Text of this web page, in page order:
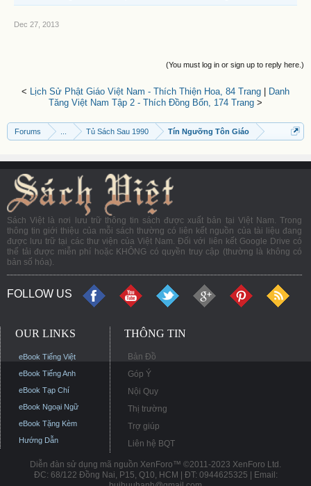
Dec 27, 2013
(You must log in or sign up to reply here.)
< Lịch Sử Phật Giáo Việt Nam - Thích Thiện Hoa, 84 Trang
Danh
Tăng Việt Nam Tập 2 - Thích Đồng Bổn, 174 Trang >
Forums Tủ Sách Sau 1990 Tín Ngưỡng Tôn Giáo
Sách Việt là nơi lưu trữ thông tin sách được xuất bản tại Việt Nam. Trong
thông tin giới thiệu của mỗi sách thường có liên kết nguồn của tài liệu đang
được lưu trữ tại các thư viện của Việt Nam. Đối với liên kết Google Drive có
thể tải được miễn phí hoặc KHÔNG có quyền truy cập (thường là không có
bản số hóa).
FOLLOW US
OUR LINKS
eBook Tiếng Việt
eBook Tiếng Anh
eBook Tạp Chí
eBook Ngoại Ngữ
eBook Tặng Kèm
Hướng Dẫn
THÔNG TIN
Bản Đồ
Góp Ý
Nội Quy
Thị trường
Trợ giúp
Liên hệ BQT
Diễn đàn sử dụng mã nguồn XenForo™ ©2011-2023 XenForo Ltd.
ĐC: 68/122 Đồng Nai, P15, Q10, HCM | ĐT: 0944625325 | Email: